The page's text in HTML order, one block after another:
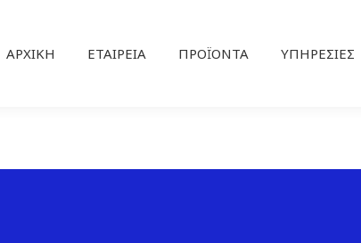
ΑΡΧΙΚΉ ΕΤΑΙΡΕΊΑ ΠΡΟΪΌΝΤΑ ΥΠΗΡΕΣΊΕΣ